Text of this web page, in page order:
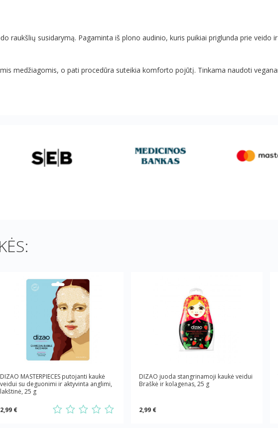
raukšlių susidarymą. Pagaminta iš plono audinio, kuris puikiai priglunda prie
medžiagomis, o pati procedūra suteikia komforto pojūtį. Tinkama naudoti
DIZAO MASTERPIECES putojanti kaukė
veidui su deguonimi ir aktyvinta anglimi,
lakštinė, 25 g
2,99 €
DIZAO juoda stangrinamoji kaukė veidui
Braškė ir kolagenas, 25 g
2,99 €